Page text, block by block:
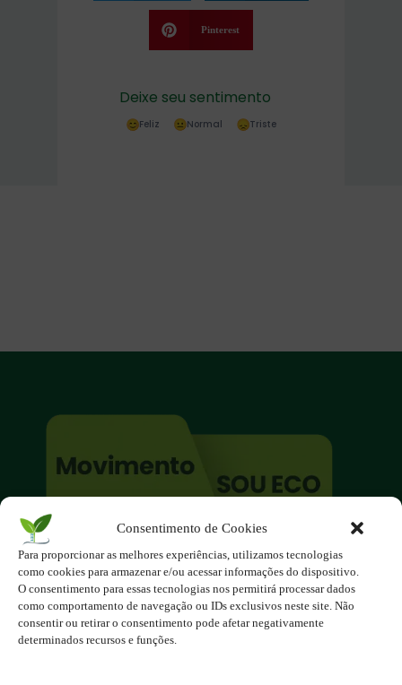
Consentimento de Cookies
Para proporcionar as melhores experiências, utilizamos tecnologias
como cookies para armazenar e/ou acessar informações do dispositivo.
O consentimento para essas tecnologias nos permitirá processar dados
como comportamento de navegação ou IDs exclusivos neste site. Não
consentir ou retirar o consentimento pode afetar negativamente
determinados recursos e funções.
Pinterest
Deixe seu sentimento
Feliz Normal Triste
O site é um movimento ambientalista!
Participe você também!
Podemos fazer muito
se nos unirmos!
Inscreva-se na Newsletter